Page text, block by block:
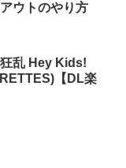
ウトのやり方
狂乱 Hey Kids!
【DL楽